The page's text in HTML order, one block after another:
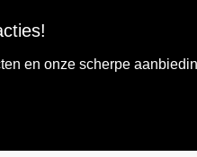
en onze scherpe